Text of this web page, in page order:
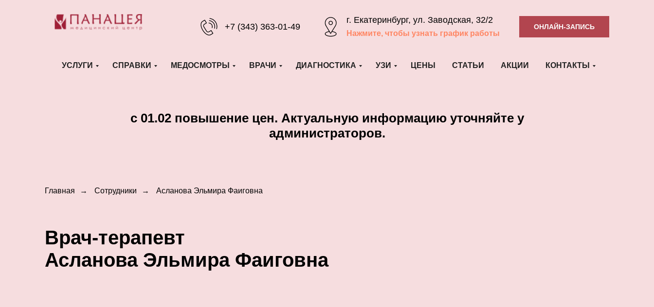
+7 (343) 363-01-49
г. Екатеринбург, ул. Заводская, 32/2
Нажмите, чтобы узнать график работы
ОНЛАЙН-ЗАПИСЬ
УСЛУГИ СПРАВКИ МЕДОСМОТРЫ ВРАЧИ ДИАГНОСТИКА УЗИ ЦЕНЫ СТАТЬИ АКЦИИ КОНТАКТЫ
c 01.02 повышение цен. Актуальную информацию уточняйте у
администраторов.
Главная → Сотрудники → Асланова Эльмира Фаиговна
Врач-терапевт
Асланова Эльмира Фаиговна